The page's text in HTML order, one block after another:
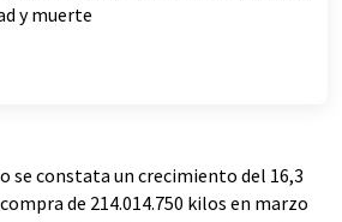
y muerte
se constata un crecimiento del 16,3
de 214.014.750 kilos en marzo